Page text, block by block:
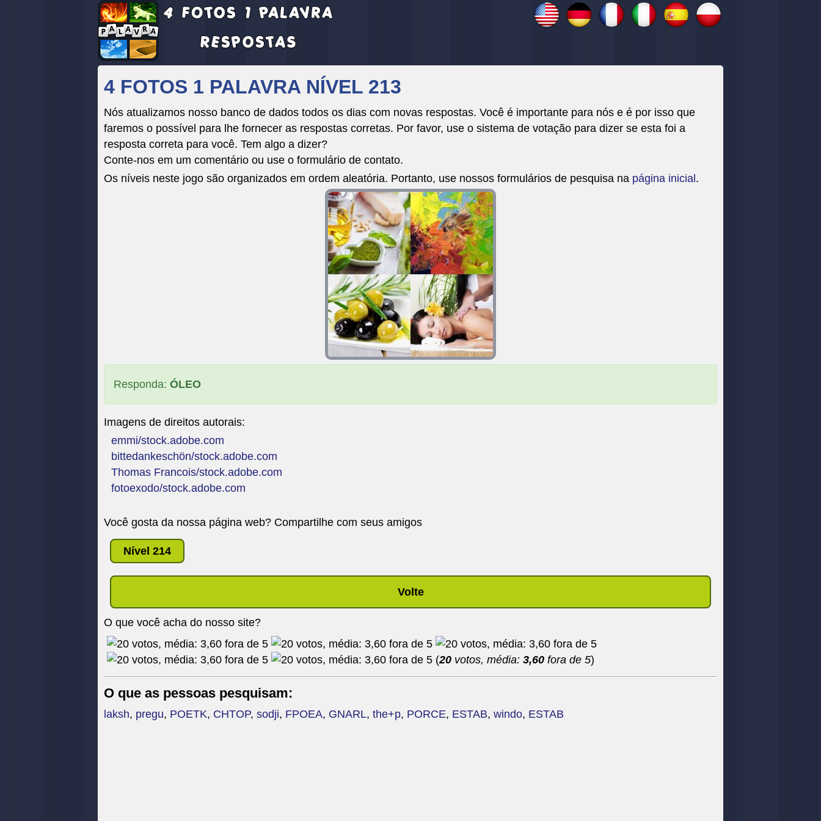
4 FOTOS 1 PALAVRA NÍVEL 213
Nós atualizamos nosso banco de dados todos os dias com novas respostas. Você é importante para nós e é por isso que
faremos o possível para lhe fornecer as respostas corretas. Por favor, use o sistema de votação para dizer se esta foi a
resposta correta para você. Tem algo a dizer?
Conte-nos em um comentário ou use o formulário de contato.
Os níveis neste jogo são organizados em ordem aleatória. Portanto, use nossos formulários de pesquisa na página inicial .
Responda: ÓLEO
Imagens de direitos autorais:
emmi/stock.adobe.com
bittedankeschön/stock.adobe.com
Thomas Francois/stock.adobe.com
fotoexodo/stock.adobe.com
Você gosta da nossa página web? Compartilhe com seus amigos
Nível 214
Volte
O que você acha do nosso site?
(20 votos, média: 3,60 fora de 5)
O que as pessoas pesquisam:
laksh, pregu, POETK, CHTOP, sodji, FPOEA, GNARL, the+p, PORCE, ESTAB, windo, ESTAB